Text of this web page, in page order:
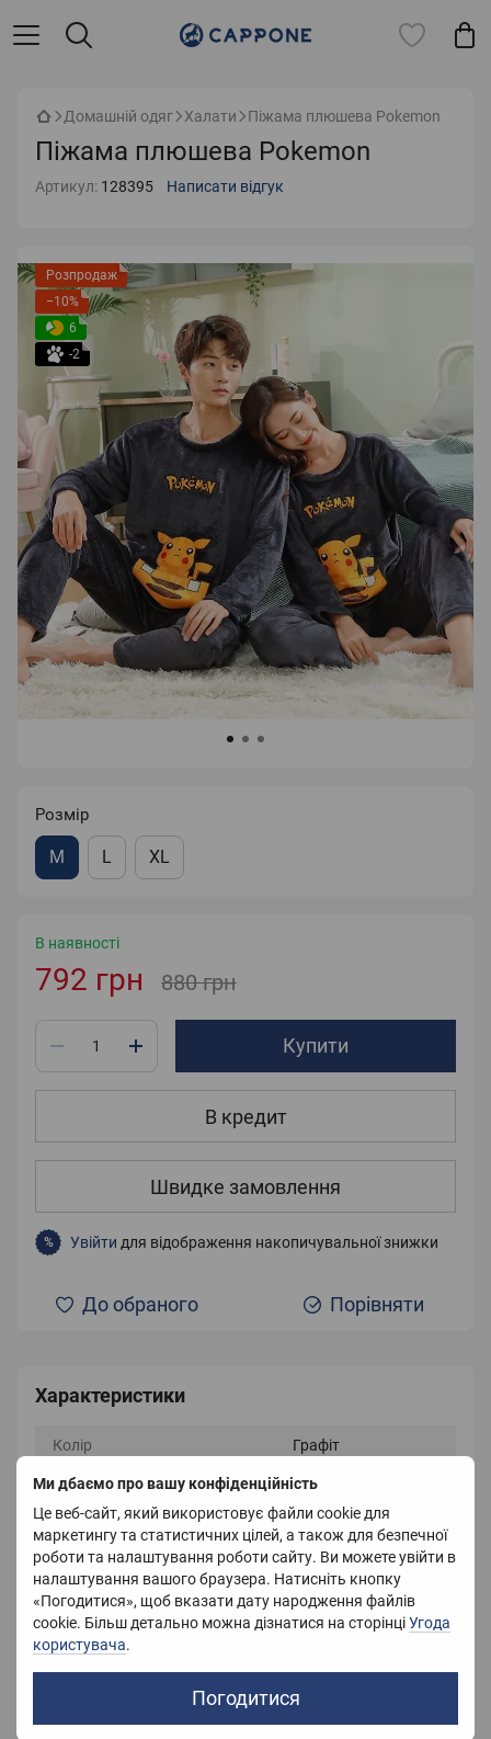
Ми дбаємо про вашу конфіденційність
Це веб-сайт, який використовує файли cookie для
маркетингу та статистичних цілей, а також для безпечної
роботи та налаштування роботи сайту. Ви можете увійти в
налаштування вашого браузера. Натисніть кнопку
«Погодитися», щоб вказати дату народження файлів
cookie. Більш детально можна дізнатися на сторінціУгода
користувача.
Погодитися
Домашній одяг Халати Піжама плюшева Pokemon
Піжама плюшева Pokemon
Артикул: 128395 Написати відгук
Розпродаж
−10%
6
-2
Розмір
M L XL
В наявності
792 грн 880 грн
Купити
В кредит
Швидке замовлення
% Увійти для відображення накопичувальної знижки
До обраного Порівняти
Характеристики
Колір Графіт
Матеріал Мікрофібра
Країна-виробник
Вага 800 г
Принт Малюнок